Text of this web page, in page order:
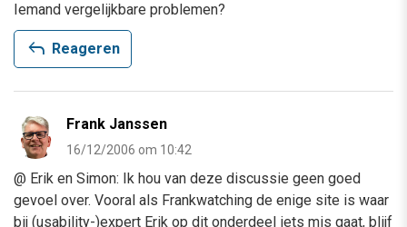
Iemand vergelijkbare problemen?
reply Reageren
Frank Janssen
16/12/2006 om 10:42
@ Erik en Simon: Ik hou van deze discussie geen goed
gevoel over. Vooral als Frankwatching de enige site is waar
bij (usability-)expert Erik op dit onderdeel iets mis gaat, blijf